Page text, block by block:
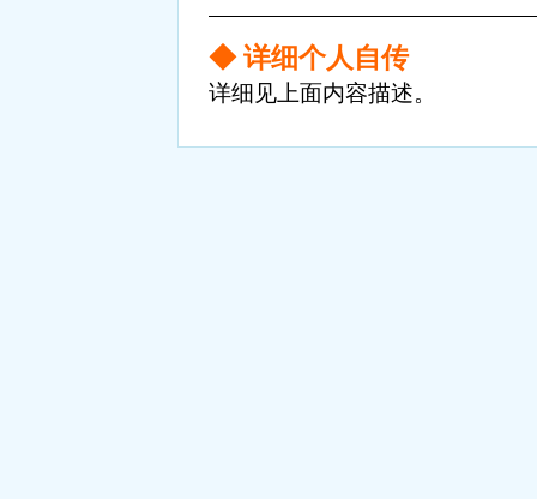
◆ 详细个人自传
详细见上面内容描述。